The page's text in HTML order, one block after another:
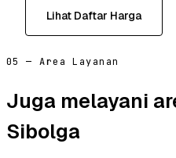
Lihat Daftar Harga
05 — Area Layanan
Juga melayani
Sibolga